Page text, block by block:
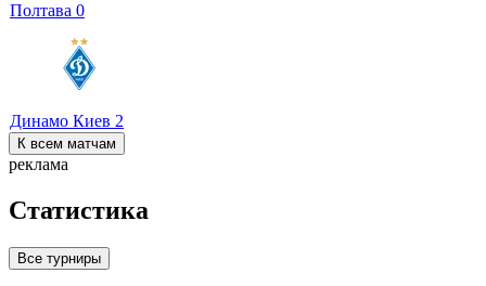
Полтава 0
Динамо Киев 2
К всем матчам
реклама
Статистика
Все турниры